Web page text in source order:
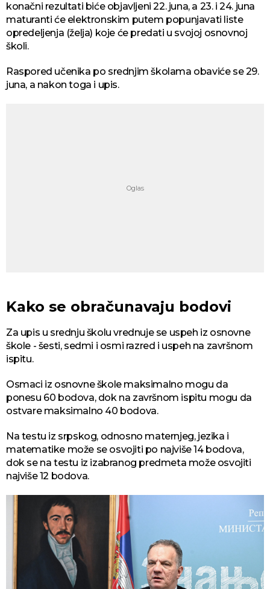
konačni rezultati biće objavljeni 22. juna, a 23. i 24. juna
maturanti će elektronskim putem popunjavati liste
opredeljenja (želja) koje će predati u svojoj osnovnoj
školi.
Raspored učenika po srednjim školama obaviće se 29.
juna, a nakon toga i upis.
Kako se obračunavaju bodovi
Za upis u srednju školu vrednuje se uspeh iz osnovne
škole - šesti, sedmi i osmi razred i uspeh na završnom
ispitu.
Osmaci iz osnovne škole maksimalno mogu da
ponesu 60 bodova, dok na završnom ispitu mogu da
ostvare maksimalno 40 bodova.
Na testu iz srpskog, odnosno maternjeg, jezika i
matematike može se osvojiti po najviše 14 bodova,
dok se na testu iz izabranog predmeta može osvojiti
najviše 12 bodova.